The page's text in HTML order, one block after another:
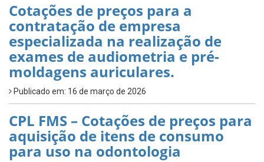
Cotações de preços para a
contratação de empresa
especializada na realização de
exames de audiometria e pré-
moldagens auriculares.
Publicado em: 16 de março de 2026
CPL FMS – Cotações de preços para
aquisição de itens de consumo
para uso na odontologia